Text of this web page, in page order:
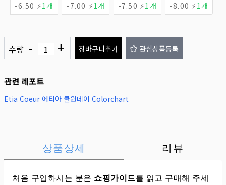
-6.50 ⚡1개 -7.00 ⚡1개 -7.50 ⚡1개 -8.00 ⚡ 1개
수량 - + 장바구니추가 관심상품등록
관련 레포트
Etia Coeur 에티아 쿨원데이 Colorchart
상품상세 리뷰
처음 구입하시는 분은 쇼핑가이드를 읽고 구매해 주세